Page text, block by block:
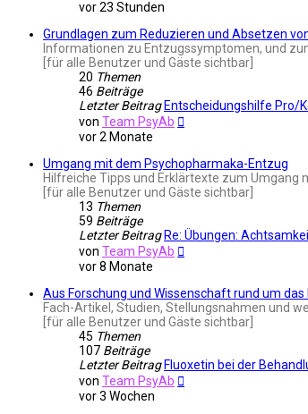
vor 23 Stunden
Grundlagen zum Reduzieren und Absetzen
Informationen zu Entzugssymptomen, und
[für alle Benutzer und Gäste sichtbar]
20 Themen
46 Beiträge
Letzter Beitrag Entscheidungshilfe Pro/
von Team PsyAb
vor 2 Monate
Umgang mit dem Psychopharmaka-Entzug
Hilfreiche Tipps und Erklärtexte zum
[für alle Benutzer und Gäste sichtbar]
13 Themen
59 Beiträge
Letzter Beitrag Re: Übungen:
von Team PsyAb
vor 8 Monate
Aus Forschung und Wissenschaft rund um
Fach-Artikel, Studien, Stellungsnahmen und
[für alle Benutzer und Gäste sichtbar]
45 Themen
107 Beiträge
Letzter Beitrag Fluoxetin bei der
von Team PsyAb
vor 3 Wochen